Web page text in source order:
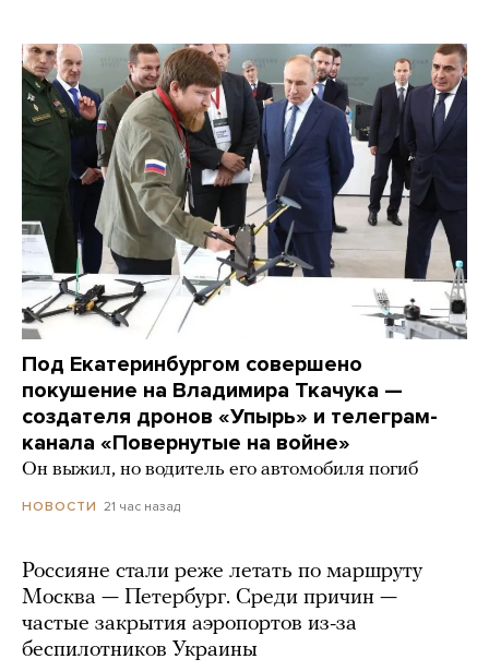
Под Екатеринбургом совершено
покушение на Владимира Ткачука —
создателя дронов «Упырь» и телеграм-
канала «Повернутые на войне»
Он выжил, но водитель его автомобиля погиб
НОВОСТИ 21 час назад
Россияне стали реже летать по маршруту
Москва — Петербург. Среди причин —
частые закрытия аэропортов из-за
беспилотников Украины